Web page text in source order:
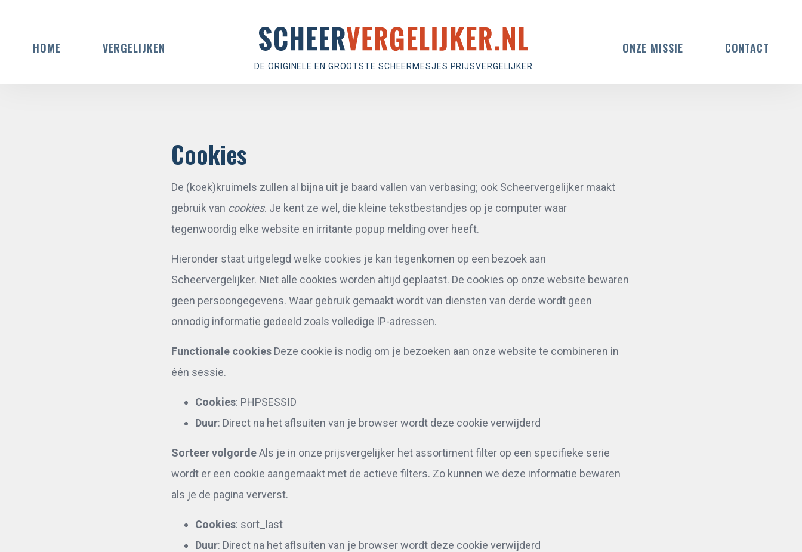
HOME VERGELIJKEN
DE ORIGINELE EN GROOTSTE SCHEERMESJES PRIJSVERGELIJKER
ONZE MISSIE CONTACT
Cookies
De (koek)kruimels zullen al bijna uit je baard vallen van verbasing; ook Scheervergelijker maakt
gebruik van cookies. Je kent ze wel, die kleine tekstbestandjes op je computer waar
tegenwoordig elke website en irritante popup melding over heeft.
Hieronder staat uitgelegd welke cookies je kan tegenkomen op een bezoek aan
Scheervergelijker. Niet alle cookies worden altijd geplaatst. De cookies op onze website bewaren
geen persoongegevens. Waar gebruik gemaakt wordt van diensten van derde wordt geen
onnodig informatie gedeeld zoals volledige IP-adressen.
Functionale cookies Deze cookie is nodig om je bezoeken aan onze website te combineren in
één sessie.
Cookies: PHPSESSID
Duur: Direct na het aflsuiten van je browser wordt deze cookie verwijderd
Sorteer volgordeAls je in onze prijsvergelijker het assortiment filter op een specifieke serie
wordt er een cookie aangemaakt met de actieve filters. Zo kunnen we deze informatie bewaren
als je de pagina ververst.
Cookies: sort_last
Duur: Direct na het aflsuiten van je browser wordt deze cookie verwijderd